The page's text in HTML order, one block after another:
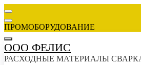
ПРОМОБОРУДОВАНИЕ
ООО ФЕЛИС
РАСХОДНЫЕ МАТЕРИАЛЫ